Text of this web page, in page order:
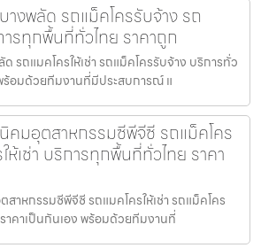
างพลัด รถแม็คโครรับจ้าง รถ
ารทุกพื้นที่ทั่วไทย ราคาถูก
รถแมคโครให้เช่า รถแม็คโครรับจ้าง บริการทั่ว
ร้อมด้วยทีมงานที่มีประสบการณ์ แ
คมอุตสาหกรรมซีพีจีซี รถแม็คโคร
ห้เช่า บริการทุกพื้นที่ทั่วไทย ราคา
าหกรรมซีพีจีซี รถแมคโครให้เช่า รถแม็คโคร
าคาเป็นกันเอง พร้อมด้วยทีมงานที่